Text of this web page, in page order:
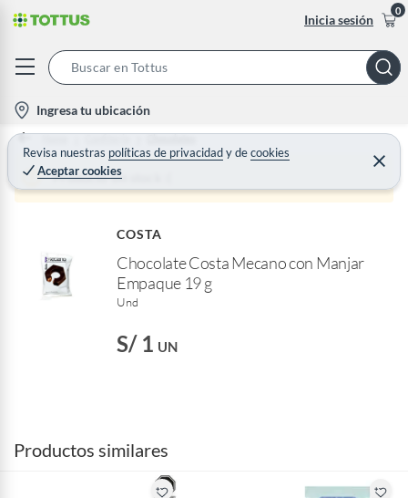
Inicia sesión
0
h
o
t
Ingresa tu ubicación
Revisa nuestras políticas de privacidadydecookies
Aceptar cookies
C
e
r
Home Confiteria Chocolates
Producto sin stock :(
COSTA
Chocolate Costa Mecano con Manjar
Empaque 19 g
Und
S/ 1 UN
Productos similares